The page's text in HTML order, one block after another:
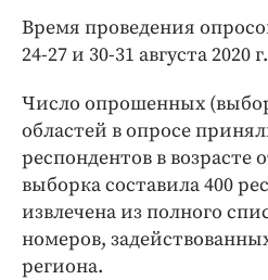
Время проведения
24-27 и 30-31 августа 2020 г.
Число опрошенных
областей в опросе
респондентов в возрасте
выборка составила 400
извлечена из полного
номеров,
региона.